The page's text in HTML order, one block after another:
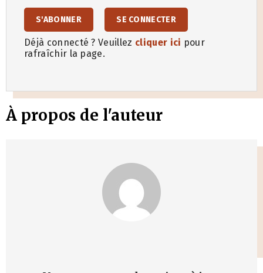
S'ABONNER SE CONNECTER
Déjà connecté ? Veuillez cliquer ici pour
rafraîchir la page.
À propos de l'auteur